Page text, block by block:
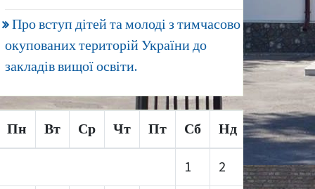
Про вступ дітей та молоді з тимчасово
окупованих територій України до
закладів вищої освіти.
Пн Вт Ср Чт Пт Сб Нд
1 2